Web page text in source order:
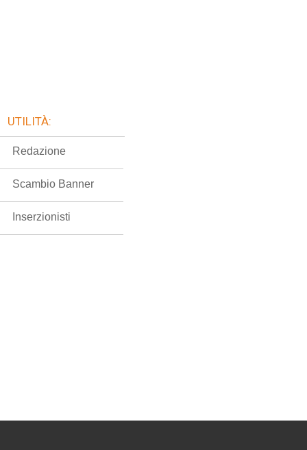
UTILITÀ:
Redazione
Scambio Banner
Inserzionisti